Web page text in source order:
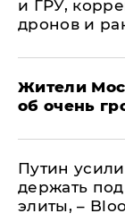
и ГРУ,
дронов и
Жители
об очень
Путин
держать
элиты, –